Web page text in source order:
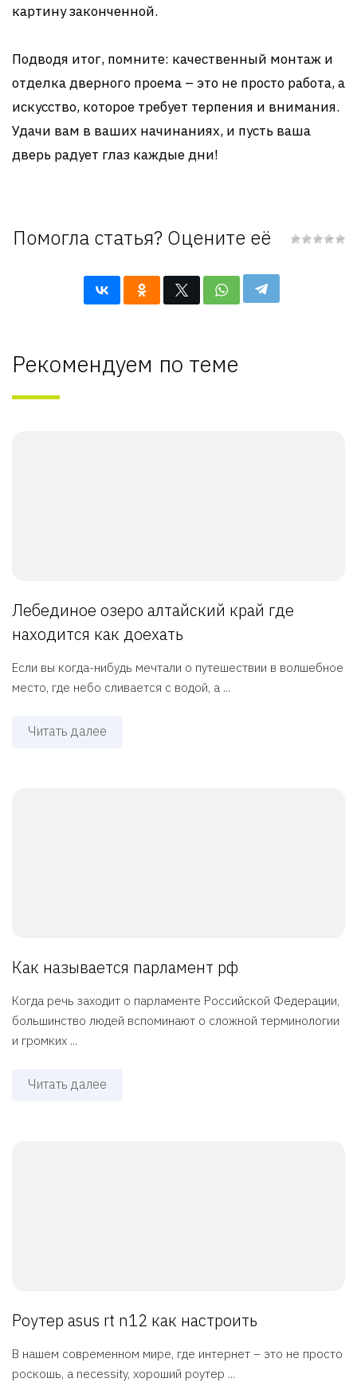
картину законченной.
Подводя итог, помните: качественный монтаж и
отделка дверного проема – это не просто работа, а
искусство, которое требует терпения и внимания.
Удачи вам в ваших начинаниях, и пусть ваша
дверь радует глаз каждые дни!
Помогла статья? Оцените её
Рекомендуем по теме
Лебединое озеро алтайский край где
находится как доехать
Если вы когда-нибудь мечтали о путешествии в волшебное
место, где небо сливается с водой, а ...
Читать далее
Как называется парламент рф
Когда речь заходит о парламенте Российской Федерации,
большинство людей вспоминают о сложной терминологии
и громких ...
Читать далее
Роутер asus rt n12 как настроить
В нашем современном мире, где интернет – это не просто
роскошь, а necessity, хороший роутер ...